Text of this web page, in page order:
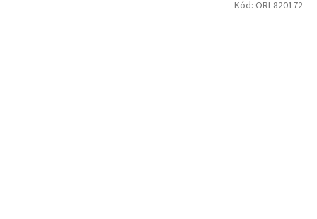
Kód: ORI-820172